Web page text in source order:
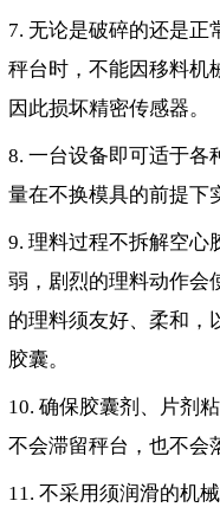
7. 无论是破碎的还是正
秤台时，不能因移料机
因此损坏精密传感器。
8. 一台设备即可适于各
量在不换模具的前提下
9. 理料过程不拆解空心
弱，剧烈的理料动作会
的理料须友好、柔和，
胶囊。
10. 确保胶囊剂、片剂
不会滞留秤台，也不会
11. 不采用须润滑的机